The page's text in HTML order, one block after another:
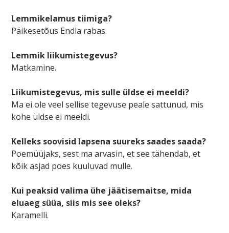
Lemmikelamus tiimiga?
Päikesetõus Endla rabas.
Lemmik liikumistegevus?
Matkamine.
Liikumistegevus, mis sulle üldse ei meeldi?
Ma ei ole veel sellise tegevuse peale sattunud, mis
kohe üldse ei meeldi.
Kelleks soovisid lapsena suureks saades saada?
Poemüüjaks, sest ma arvasin, et see tähendab, et
kõik asjad poes kuuluvad mulle.
Kui peaksid valima ühe jäätisemaitse, mida
eluaeg süüa, siis mis see oleks?
Karamelli.